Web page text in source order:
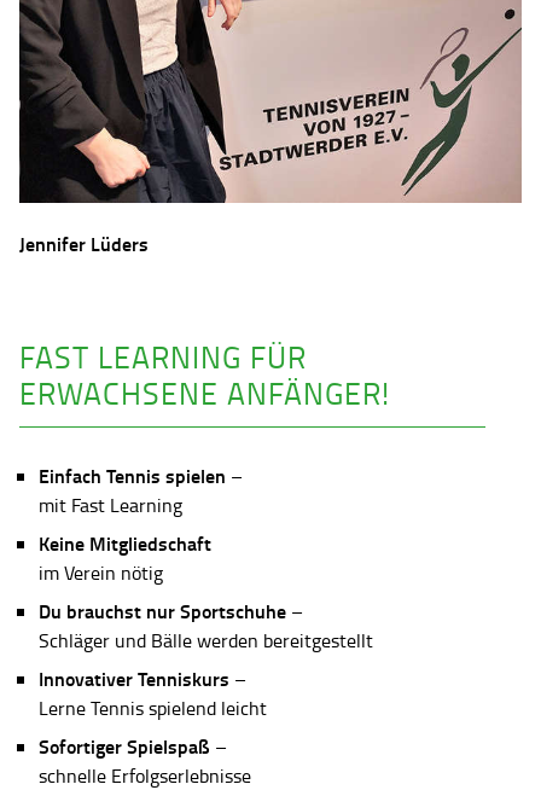
Jennifer Lüders
FAST LEARNING FÜR
ERWACHSENE ANFÄNGER!
Einfach Tennis spielen –
mit Fast Learning
Keine Mitgliedschaft
im Verein nötig
Du brauchst nur Sportschuhe –
Schläger und Bälle werden bereitgestellt
Innovativer Tenniskurs –
Lerne Tennis spielend leicht
Sofortiger Spielspaß –
schnelle Erfolgserlebnisse